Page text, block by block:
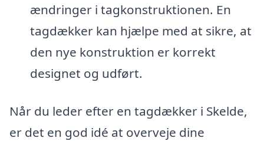
ændringer i tagkonstruktionen. En
tagdækker kan hjælpe med at sikre, at
den nye konstruktion er korrekt
designet og udført.
Når du leder efter en tagdækker i Skelde,
er det en god idé at overveje dine